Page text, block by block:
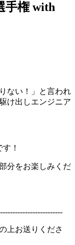
手権 with
ない！」と言われ
け出しエンジニア
！
分をお楽しみくだ
上お送りくださ